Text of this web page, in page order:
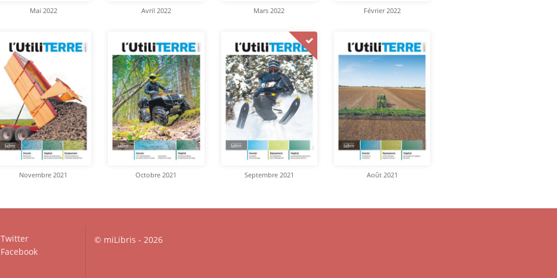
Mai 2022 Avril 2022 Mars 2022 Février 2022
Novembre 2021 Octobre 2021 Septembre 2021 Août 2021
Twitter
Facebook
© miLibris - 2026